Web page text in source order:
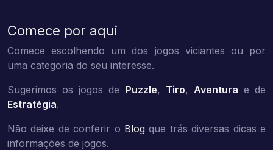
Comece por aqui
Comece escolhendo um dos jogos viciantes ou por
uma categoria do seu interesse.
Sugerimos os jogos de Puzzle, Tiro, Aventura e de
Estratégia.
Não deixe de conferir o Blog que trás diversas dicas e
informações de jogos.